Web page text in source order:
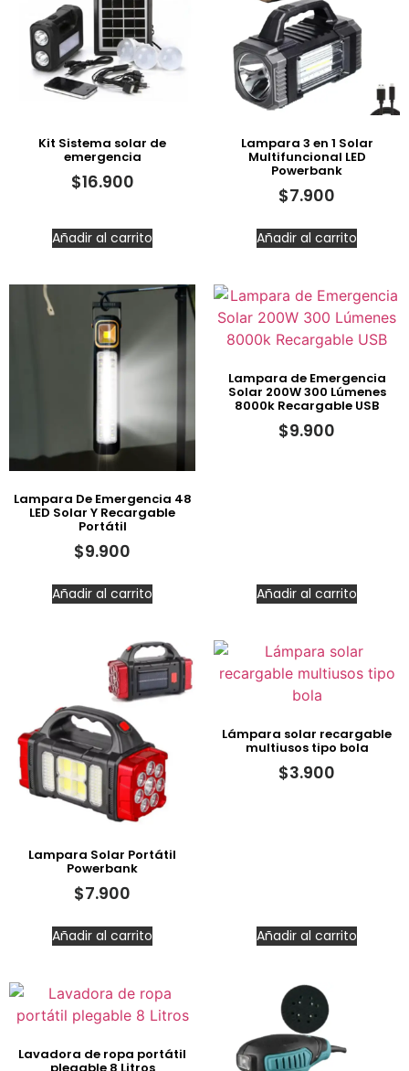
Kit Sistema solar de
emergencia
$16.900
Añadir al carrito
Lampara 3 en 1 Solar
Multifuncional LED
Powerbank
$7.900
Añadir al carrito
Lampara De Emergencia 48
LED Solar Y Recargable
Portátil
$9.900
Añadir al carrito
Lampara de Emergencia
Solar 200W 300 Lúmenes
8000k Recargable USB
$9.900
Añadir al carrito
Lampara Solar Portátil
Powerbank
$7.900
Añadir al carrito
Lámpara solar recargable
multiusos tipo bola
$3.900
Añadir al carrito
Lavadora de ropa portátil
plegable 8 Litros